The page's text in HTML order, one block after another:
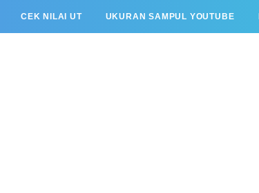
CEK NILAI UT UKURAN SAMPUL YOUTUBE